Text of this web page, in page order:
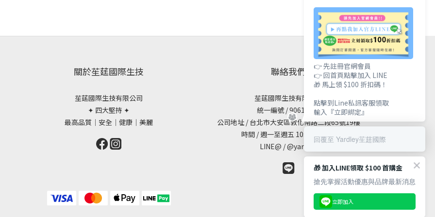
關於苼莛國際生技
苼莛國際生技有限公司
✦ 四大堅持 ✦
最高品質｜安全｜健康｜美麗
聯絡我們
苼莛國際生技有限公司
統一編號 / 90615838
公司地址 / 台北市大安區敦化南路二段65號19樓
時間 / 週一至週五 10:00 - 18:00
LINE@ / @yardley
👉 先註冊官網會員
👉 回首頁點擊加入 LINE
🎁 馬上領 $100 折扣碼！
點擊到Line私訊客服領取
輸入『立即綁定』
回覆至 Yardley苼莛國際
🎁 加入LINE領取 $100 首購金
搶先掌握活動優惠與品牌最新消息
立即加入